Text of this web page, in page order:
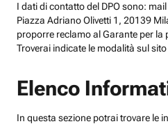
I dati di contatto del DPO sono:
Piazza Adriano Olivetti 1, 20139
proporre reclamo al Garante per la
Troverai indicate le modalità sul
Elenco
In questa sezione potrai trovare le